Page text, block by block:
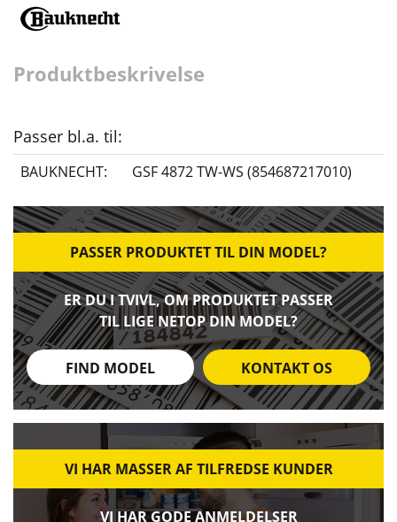
Produktbeskrivelse
Passer bl.a. til:
BAUKNECHT: GSF 4872 TW-WS (854687217010)
PASSER PRODUKTET TIL DIN MODEL?
ER DU I TVIVL, OM PRODUKTET PASSER
TIL LIGE NETOP DIN MODEL?
FIND MODEL KONTAKT OS
VI HAR MASSER AF TILFREDSE KUNDER
VI HAR GODE ANMELDELSER